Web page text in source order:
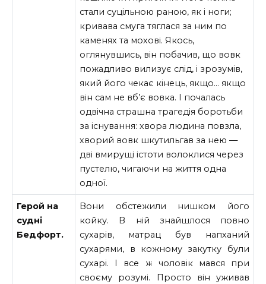
стали суцільною раною, як і ноги;
кривава смуга тяглася за ним по
каменях та мохові. Якось,
оглянувшись, він побачив, що вовк
пожадливо вилизує слід, і зрозумів,
який його чекає кінець, якщо… якщо
він сам не вб’є вовка. I почалась
одвічна страшна трагедія боротьби
за існування: хвора людина повзла,
хворий вовк шкутильгав за нею —
дві вмирущі істоти волоклися через
пустелю, чигаючи на життя одна
одної.
Герой на
судні
Бедфорт.
Вони обстежили нишком його
койку. В ній знайшлося повно
сухарів, матрац був напханий
сухарями, в кожному закутку були
сухарі. I все ж чоловік мався при
своєму розумі. Просто він уживав